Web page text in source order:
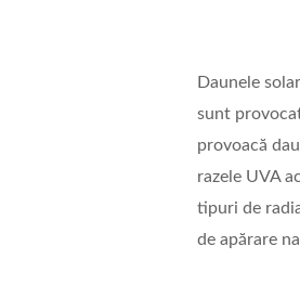
Daunele
sunt
provoacă
razele UVA
tipuri de
de apărare